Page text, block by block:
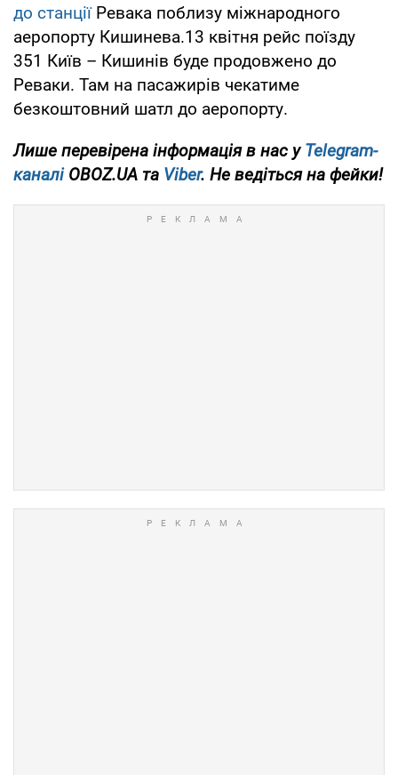
до станціїРевака поблизу міжнародного
аеропорту Кишинева.13 квітня рейс поїзду
351 Київ – Кишинів буде продовжено до
Реваки. Там на пасажирів чекатиме
безкоштовний шатл до аеропорту.
Лише перевірена інформація в нас уTelegram-
каналіOBOZ.UA та Viber. Не ведіться на фейки!